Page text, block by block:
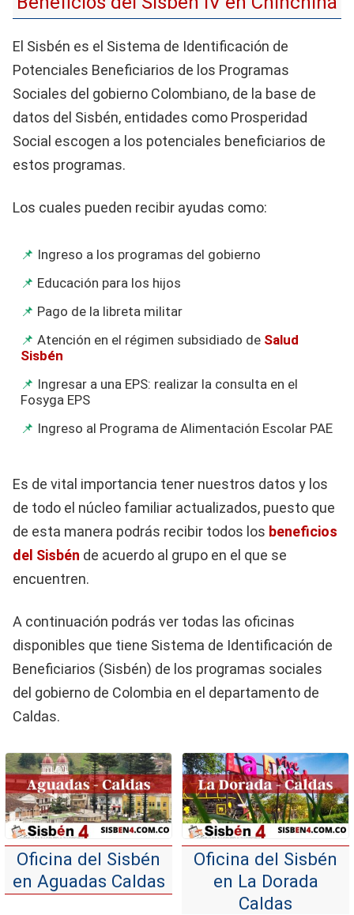
El Sisbén es el Sistema de Identificación de
Potenciales Beneficiarios de los Programas
Sociales del gobierno Colombiano, de la base de
datos del Sisbén, entidades como Prosperidad
Social escogen a los potenciales beneficiarios de
estos programas.
Los cuales pueden recibir ayudas como:
Ingreso a los programas del gobierno
Educación para los hijos
Pago de la libreta militar
Atención en el régimen subsidiado de Salud
Sisbén
Ingresar a una EPS: realizar la consulta en el
Fosyga EPS
Ingreso al Programa de Alimentación Escolar PAE
Es de vital importancia tener nuestros datos y los
de todo el núcleo familiar actualizados, puesto que
de esta manera podrás recibir todos los beneficios
del Sisbén de acuerdo al grupo en el que se
encuentren.
A continuación podrás ver todas las oficinas
disponibles que tiene Sistema de Identificación de
Beneficiarios (Sisbén) de los programas sociales
del gobierno de Colombia en el departamento de
Caldas.
Oficina del Sisbén
en Aguadas Caldas
Oficina del Sisbén
en La Dorada
Caldas